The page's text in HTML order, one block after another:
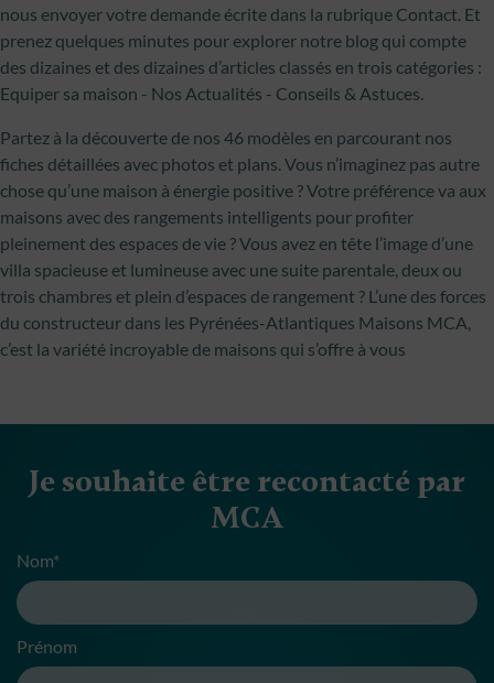
nous envoyer votre demande écrite dans la rubrique Contact. Et
prenez quelques minutes pour explorer notre blog qui compte
des dizaines et des dizaines d’articles classés en trois catégories :
Equiper sa maison - Nos Actualités - Conseils & Astuces.
Partez à la découverte de nos 46 modèles en parcourant nos
fiches détaillées avec photos et plans. Vous n’imaginez pas autre
chose qu’une maison à énergie positive ? Votre préférence va aux
maisons avec des rangements intelligents pour profiter
pleinement des espaces de vie ? Vous avez en tête l’image d’une
villa spacieuse et lumineuse avec une suite parentale, deux ou
trois chambres et plein d’espaces de rangement ? L’une des forces
du constructeur dans les Pyrénées-Atlantiques Maisons MCA,
c’est la variété incroyable de maisons qui s’offre à vous
Je souhaite être recontacté par
MCA
Nom*
Prénom